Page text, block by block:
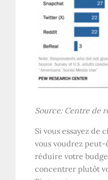
Source: Centre de
Si vous essayez de
vous voudrez peut-
réduire votre
concentrer plutôt